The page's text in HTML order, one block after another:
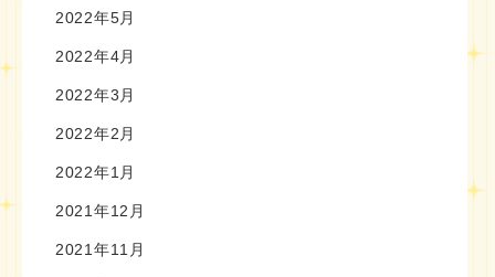
2022年5月
2022年4月
2022年3月
2022年2月
2022年1月
2021年12月
2021年11月